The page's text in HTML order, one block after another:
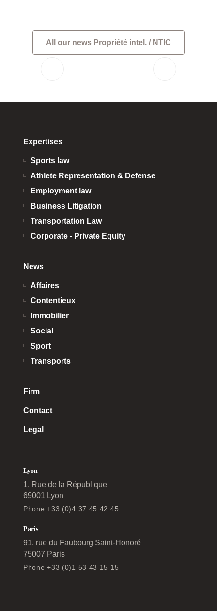
All our news Propriété intel. / NTIC
Expertises
Sports law
Athlete Representation & Defense
Employment law
Business Litigation
Transportation Law
Corporate - Private Equity
News
Affaires
Contentieux
Immobilier
Social
Sport
Transports
Firm
Contact
Legal
Lyon
1, Rue de la République
69001 Lyon
Phone +33 (0)4 37 45 42 45
Paris
91, rue du Faubourg Saint-Honoré
75007 Paris
Phone +33 (0)1 53 43 15 15